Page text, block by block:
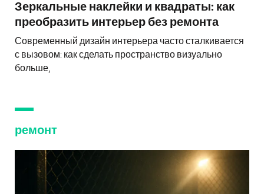
Зеркальные наклейки и квадраты: как
преобразить интерьер без ремонта
Современный дизайн интерьера часто сталкивается
с вызовом: как сделать пространство визуально
больше,
ремонт